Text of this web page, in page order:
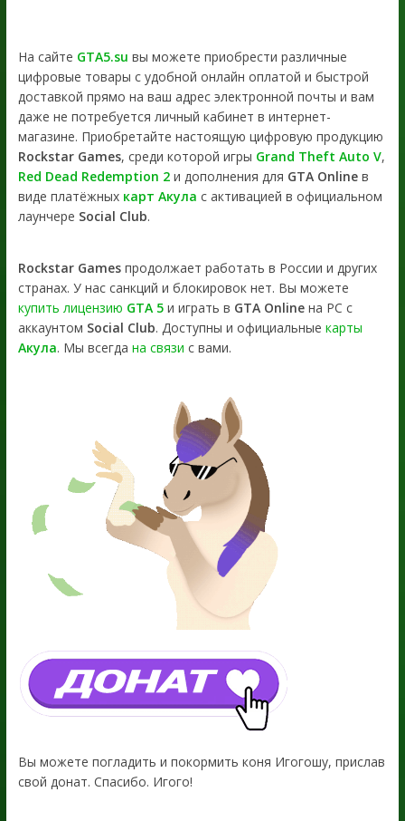
На сайте GTA5.su вы можете приобрести различные
цифровые товары с удобной онлайн оплатой и быстрой
доставкой прямо на ваш адрес электронной почты и вам
даже не потребуется личный кабинет в интернет-
магазине. Приобретайте настоящую цифровую продукцию
Rockstar Games, среди которой игры Grand Theft Auto V,
Red Dead Redemption 2и дополнения для GTA Onlineв
виде платёжных карт Акула с активацией в официальном
лаунчере Social Club.
Rockstar Gamesпродолжает работать в России и других
странах. У нас санкций и блокировок нет. Вы можете
купить лицензию GTA 5и играть в GTA Onlineна PC с
аккаунтом Social Club. Доступны и официальные карты
Акула. Мы всегда на связи с вами.
Вы можете погладить и покормить коня Игогошу, прислав
свой донат. Спасибо. Игого!